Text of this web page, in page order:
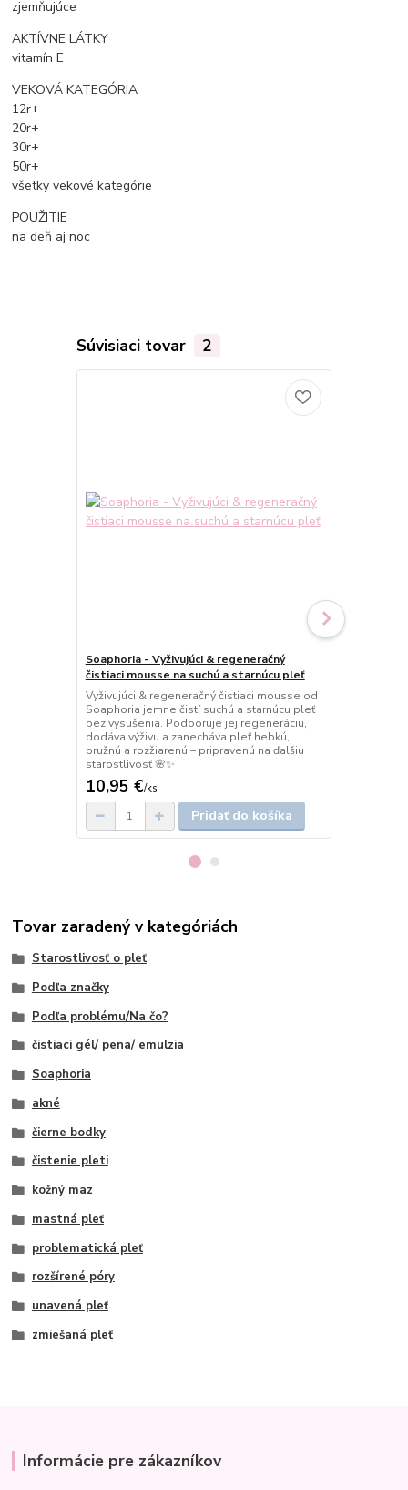
zjemňujúce
AKTÍVNE LÁTKY
vitamín E
VEKOVÁ KATEGÓRIA
12r+
20r+
30r+
50r+
všetky vekové kategórie
POUŽITIE
na deň aj noc
Súvisiaci tovar 2
Soaphoria - Vyživujúci & regeneračný
čistiaci mousse na suchú a starnúcu pleť
Vyživujúci & regeneračný čistiaci mousse od
Soaphoria jemne čistí suchú a starnúcu pleť
bez vysušenia. Podporuje jej regeneráciu,
dodáva výživu a zanecháva pleť hebkú,
pružnú a rozžiarenú – pripravenú na ďalšiu
starostlivosť 🌸✨
10,95 €/ks
Pridať do košíka
Tovar zaradený v kategóriách
Starostlivosť o pleť
Podľa značky
Podľa problému/Na čo?
čistiaci gél/ pena/ emulzia
Soaphoria
akné
čierne bodky
čistenie pleti
kožný maz
mastná pleť
problematická pleť
rozšírené póry
unavená pleť
zmiešaná pleť
Informácie pre zákazníkov